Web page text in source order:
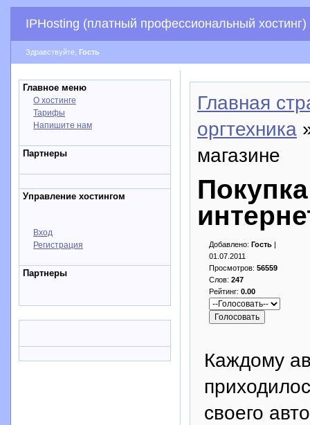
IPHosting (платный профессиональный хостинг)
Здравствуйте, Гость
Главное меню
О хостинге
Тарифы
Напишите нам
Партнеры
Управление хостингом
Вход
Регистрация
Партнеры
Главная
оргтехника
магазине
Добавлено: Гость |
01.07.2011
Просмотров: 56559
Слов: 247
Рейтинг: 0.00
Каждому
своего